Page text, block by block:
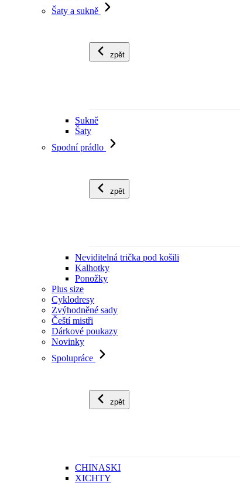
Šaty a sukně
zpět
Sukně
Šaty
Spodní prádlo
zpět
Neviditelná trička pod košili
Kalhotky
Ponožky
Plus size
Cyklodresy
Zvýhodněné sady
Čeští mistři
Dárkové poukazy
Novinky
Spolupráce
zpět
CHINASKI
XICHTY